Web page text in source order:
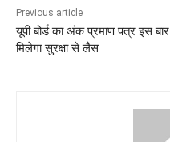
Previous article
यूपी बोर्ड का अंक प्रमाण पत्र इस बार
मिलेगा सुरक्षा से लैस